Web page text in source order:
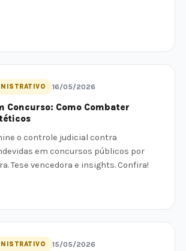
16/05/2026
Concurso: Como Combater
o controle judicial contra
em concursos públicos por
Tese vencedora e insights. Confira!
15/05/2026